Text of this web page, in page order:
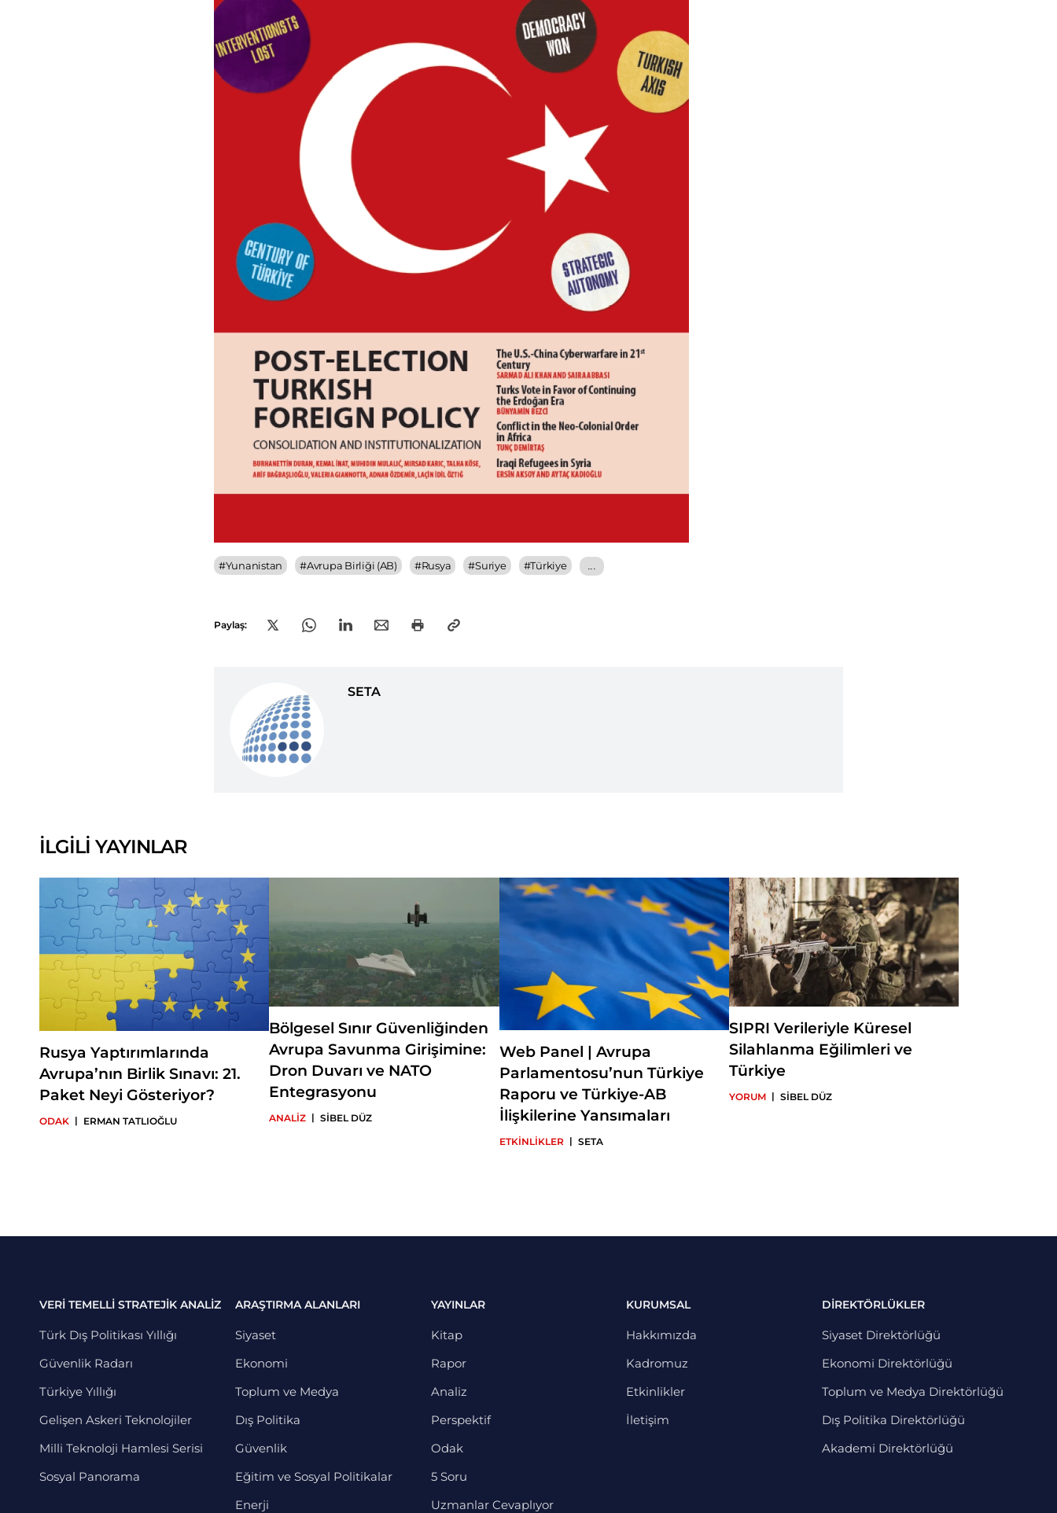
#Yunanistan #Avrupa Birliği (AB) #Rusya #Suriye #Türkiye
Paylaş:
SETA
İLGİLİ YAYINLAR
Rusya Yaptırımlarında
Avrupa’nın Birlik Sınavı: 21.
Paket Neyi Gösteriyor?
ODAK | ERMAN TATLIOĞLU
Bölgesel Sınır Güvenliğinden
Avrupa Savunma Girişimine:
Dron Duvarı ve NATO
Entegrasyonu
ANALİZ | SİBEL DÜZ
Web Panel | Avrupa
Parlamentosu’nun Türkiye
Raporu ve Türkiye-AB
İlişkilerine Yansımaları
ETKİNLİKLER | SETA
SIPRI Verileriyle Küresel
Silahlanma Eğilimleri ve
Türkiye
YORUM | SİBEL DÜZ
VERİ TEMELLİ STRATEJİK ANALİZ
Türk Dış Politikası Yıllığı
Güvenlik Radarı
Türkiye Yıllığı
Gelişen Askeri Teknolojiler
Milli Teknoloji Hamlesi Serisi
Sosyal Panorama
ARAŞTIRMA ALANLARI
Siyaset
Ekonomi
Toplum ve Medya
Dış Politika
Güvenlik
Eğitim ve Sosyal Politikalar
Enerji
YAYINLAR
Kitap
Rapor
Analiz
Perspektif
Odak
5 Soru
Uzmanlar Cevaplıyor
KURUMSAL
Hakkımızda
Kadromuz
Etkinlikler
İletişim
DİREKTÖRLÜKLER
Siyaset Direktörlüğü
Ekonomi Direktörlüğü
Toplum ve Medya Direktörlüğü
Dış Politika Direktörlüğü
Akademi Direktörlüğü